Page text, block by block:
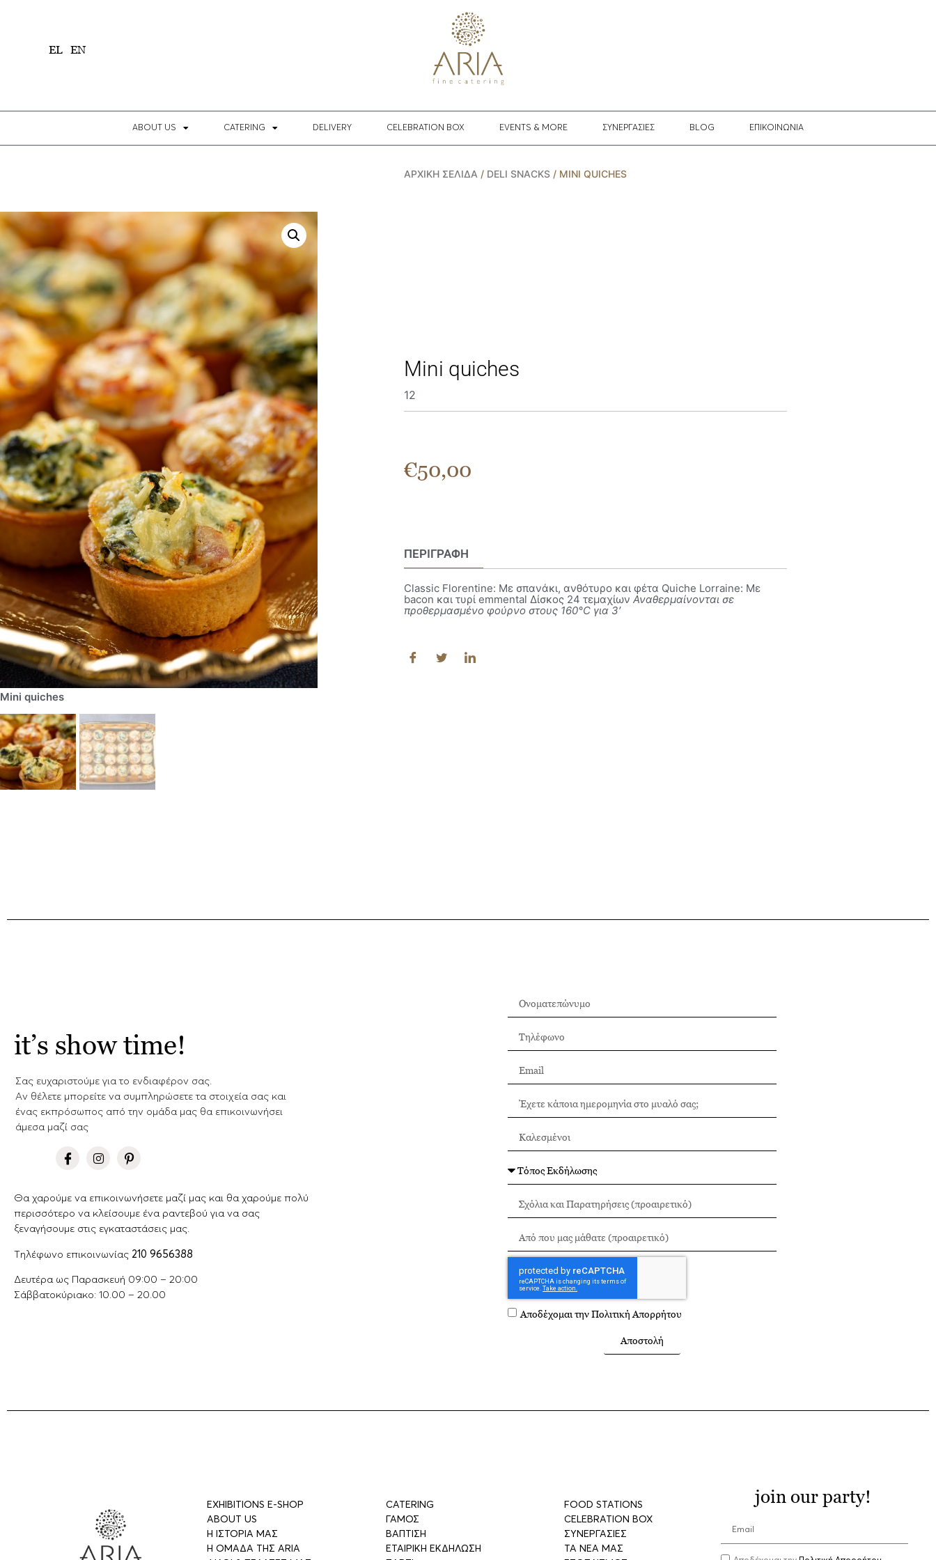
EL EN
ABOUT US CATERING DELIVERY CELEBRATION BOX EVENTS & MORE ΣΥΝΕΡΓΑΣΙΕΣ BLOG EΠΙΚΟΙΝΩΝΙΑ
ΑΡΧΙΚΉ ΣΕΛΊΔΑ / DELI SNACKS / MINI QUICHES
Mini quiches
Mini quiches
12
€50,00
ΠΕΡΙΓΡΑΦΉ
Classic Florentine: Mε σπανάκι, ανθότυρο και φέτα Quiche Lorraine: Με
bacon και τυρί emmental Δίσκος 24 τεμαχίων Αναθερμαίνονται σε
προθερμασμένο φούρνο στους 160°C για 3′
it’s show time!
Σας ευχαριστούμε για το ενδιαφέρον σας.
Aν θέλετε μπορείτε να συμπληρώσετε τα στοιχεία σας και
ένας εκπρόσωπος από την ομάδα μας θα επικοινωνήσει
άμεσα μαζί σας
Θα χαρούμε να επικοινωνήσετε μαζί μας και θα χαρούμε πολύ
περισσότερο να κλείσουμε ένα ραντεβού για να σας
ξεναγήσουμε στις εγκαταστάσεις μας.
Tηλέφωνο επικοινωνίας 210 9656388
Δευτέρα ως Παρασκευή 09:00 – 20:00
Σάββατοκύριακο: 10.00 – 20.00
Αποδέχομαι τηνΠολιτική Απορρήτου
Αποστολή
EXHIBITIONS E-SHOP
ABOUT US
Η ΙΣΤΟΡΙΑ ΜΑΣ
Η ΟΜΑΔΑ ΤΗΣ ARIA
CATERING
ΓΑΜΟΣ
ΒΑΠΤΙΣΗ
ΕΤΑΙΡΙΚΗ ΕΚΔΗΛΩΣΗ
FOOD STATIONS
CELEBRATION BOX
ΣΥΝΕΡΓΑΣΙΕΣ
ΤΑ ΝΕΑ ΜΑΣ
join our party!